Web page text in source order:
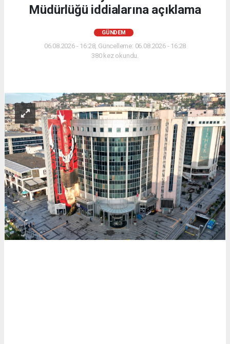
Müdürlüğü iddialarına açıklama
GÜNDEM
06.08.2026 - 16:28, Güncelleme: 06.08.2026 - 16:28
380 kez okundu.